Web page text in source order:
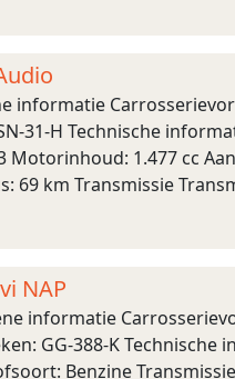
informatie
31-H Technische
Motorinhoud: 1.477 cc
69 km Transmissie
NAP
informatie
GG-388-K Technische
Benzine